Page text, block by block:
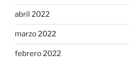
abril 2022
marzo 2022
febrero 2022